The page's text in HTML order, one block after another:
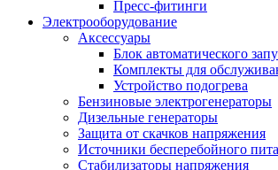
Пресс-фитинги
Электрооборудование
Аксессуары
Блок автоматического
Комплекты для
Устройство подогрева
Бензиновые электрогенераторы
Дизельные генераторы
Защита от скачков напряжения
Источники бесперебойного
Стабилизаторы напряжения